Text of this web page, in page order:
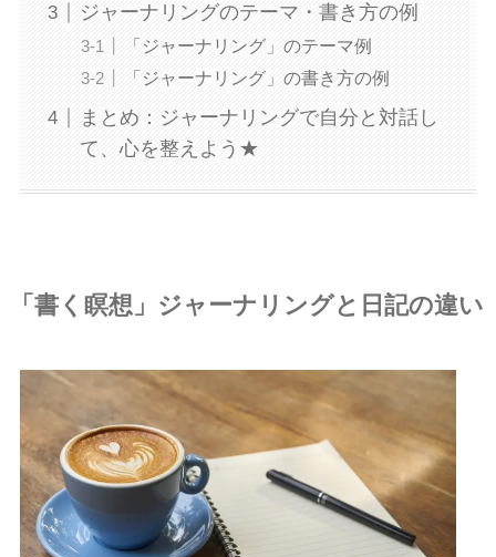
ジャーナリングのテーマ・書き方の例
「ジャーナリング」のテーマ例
「ジャーナリング」の書き方の例
まとめ：ジャーナリングで自分と対話し
て、心を整えよう★
「書く瞑想」 ジャーナリングと日記の違い